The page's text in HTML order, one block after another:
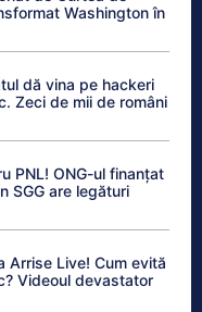
Washington în
dă vina pe hackeri
Zeci de mii de români
PNL! ONG-ul finanțat
SGG are legături
Arrise Live! Cum evită
Videoul devastator